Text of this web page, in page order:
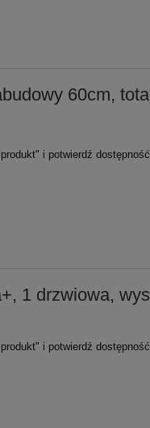
60cm,
i potwierdź dostępność
1 drzwiowa,
i potwierdź dostępność